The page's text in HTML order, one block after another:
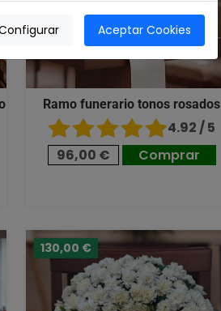
Ramo funerario tonos rosados
4.92 / 5
96,00 €
Comprar
130,00 €
Aceptar Cookies